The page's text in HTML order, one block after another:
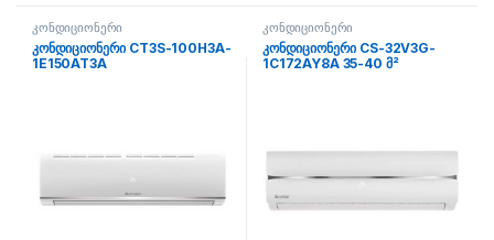
კონდიციონერი
კონდიციონერი CT3S-100H3A-
1E150AT3A
კონდიციონერი
კონდიციონერი CS-32V3G-
1C172AY8A 35-40 მ²